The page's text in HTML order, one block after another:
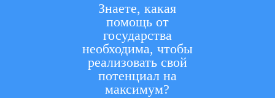
Знаете, какая
помощь от
государства
необходима, чтобы
реализовать свой
потенциал на
максимум?